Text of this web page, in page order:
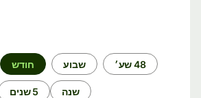
48 שע׳ שבוע חודש
שנה 5 שנים